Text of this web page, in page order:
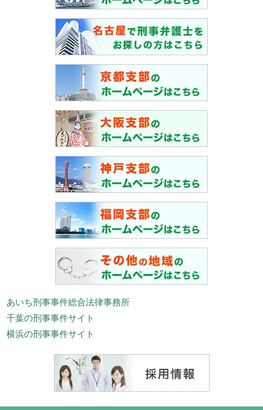
あいち刑事事件総合法律事務所
千葉の刑事事件サイト
横浜の刑事事件サイト